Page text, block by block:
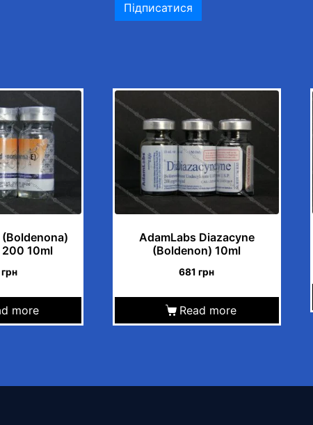
e
u
m
i
a
s
Підписатися
10ml
грн
more
AdamLabs Diazacyne
(Boldenon) 10ml
681грн
Read more